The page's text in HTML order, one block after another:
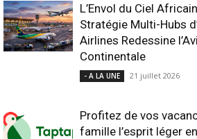
L’Envol du Ciel
Stratégie Multi-Hubs
Airlines Redessine
Continentale
- A LA UNE 21 juillet 2026
Profitez de vos
famille l’esprit léger